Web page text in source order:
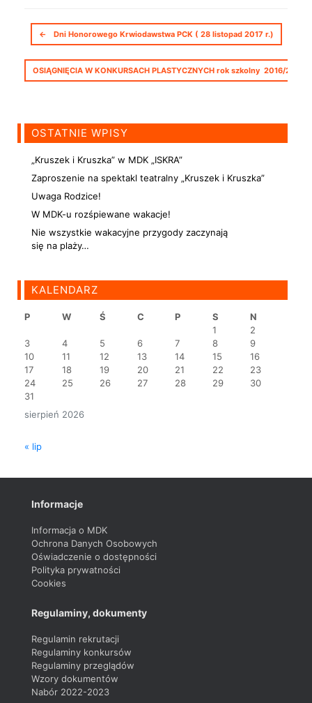
Nawigacja postów
← Dni Honorowego Krwiodawstwa PCK ( 28 listopad 2017 r.)
OSIĄGNIĘCIA W KONKURSACH PLASTYCZNYCH rok szkolny 2016/2017
OSTATNIE WPISY
„Kruszek i Kruszka” w MDK „ISKRA”
Zaproszenie na spektakl teatralny „Kruszek i Kruszka”
Uwaga Rodzice!
W MDK-u rozśpiewane wakacje!
Nie wszystkie wakacyjne przygody zaczynają
się na plaży…
KALENDARZ
sierpień 2026
P W Ś C P S
N
1
2
3
4 5 6 7 8
9
10
11 12 13 14 15
16
17
18 19 20 21 22
23
24
25 26 27 28 29
30
31
« lip
Informacje
Informacja o MDK
Ochrona Danych Osobowych
Oświadczenie o dostępności
Polityka prywatności
Cookies
Regulaminy, dokumenty
Regulamin rekrutacji
Regulaminy konkursów
Regulaminy przeglądów
Wzory dokumentów
Nabór 2022-2023